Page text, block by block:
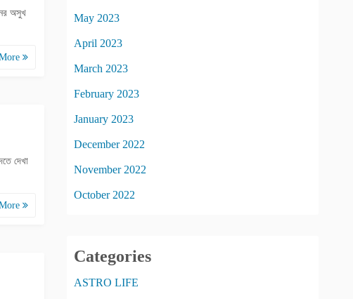
অসুখ
দেখা
May 2023
April 2023
March 2023
February 2023
January 2023
December 2022
November 2022
October 2022
Categories
ASTRO LIFE